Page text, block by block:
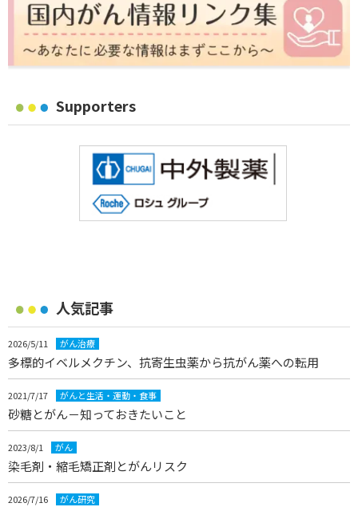
Supporters
人気記事
2026/5/11 がん治療
多標的イベルメクチン、抗寄生虫薬から抗がん薬への転用
2021/7/17 がんと生活・運動・食事
砂糖とがん－知っておきたいこと
2023/8/1 がん
染毛剤・縮毛矯正剤とがんリスク
2026/7/16 がん研究